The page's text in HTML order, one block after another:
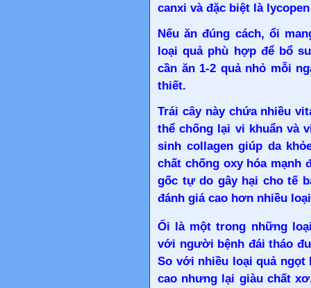
canxi và đặc biệt là
Nếu ăn đúng cách, ổi
loại quả phù hợp để bổ
cần ăn 1-2 quả nhỏ mỗi
thiết.
Trái cây này chứa nhiều
thể chống lại vi khuẩn và
sinh collagen giúp da
chất chống oxy hóa mạnh
gốc tự do gây hại cho tế
đánh giá cao hơn nhiều
Ổi là một trong những
với người bệnh đái tháo
So với nhiều loại quả
cao nhưng lại giàu chất